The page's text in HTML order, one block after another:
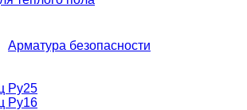
Арматура безопасности
Ру25
Ру16